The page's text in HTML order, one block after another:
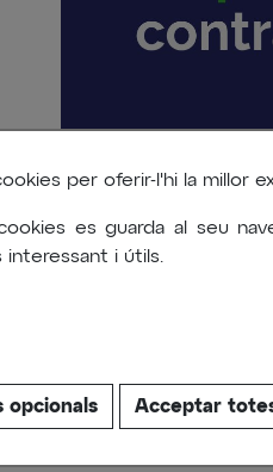
per oferir-l'hi la millor
es guarda al seu
i útils.
opcionals Acceptar